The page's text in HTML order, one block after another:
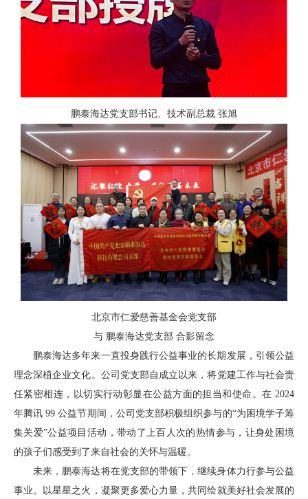
鹏泰海达党支部书记、技术副总裁 张旭
北京市仁爱慈善基金会党支部
与 鹏泰海达党支部 合影留念
鹏泰海达多年来一直投身践行公益事业的长期发展，引领公益
理念深植企业文化。公司党支部自成立以来，将党建工作与社会责
任紧密相连，以切实行动彰显在公益方面的担当和使命。在 2024
年腾讯 99 公益节期间，公司党支部积极组织参与的“为困境学子筹
集关爱”公益项目活动，带动了上百人次的热情参与，让身处困境
的孩子们感受到了来自社会的关怀与温暖。
未来，鹏泰海达将在党支部的带领下，继续身体力行参与公益
事业。以星星之火，凝聚更多爱心力量，共同绘就美好社会发展的